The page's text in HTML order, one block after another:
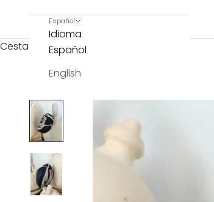
Español
Idioma
Español
English
Cesta